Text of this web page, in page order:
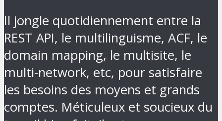
Il jongle quotidiennement entre la
REST API, le multilinguisme, ACF, le
domain mapping, le multisite, le
multi-network, etc, pour satisfaire
les besoins des moyens et grands
comptes. Méticuleux et soucieux du